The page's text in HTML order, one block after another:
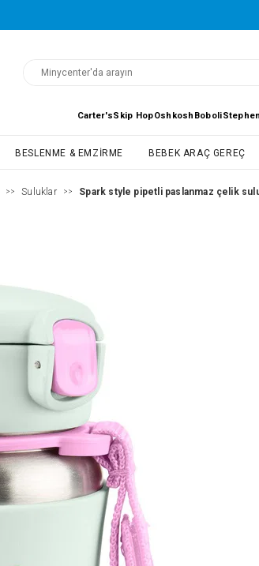
Carter'sSkip HopOshkosh Boboli
BESLENME & EMZIRME BEBEK ARAÇ GEREÇ
>> Suluklar >> Spark style pipetli paslanmaz çelik